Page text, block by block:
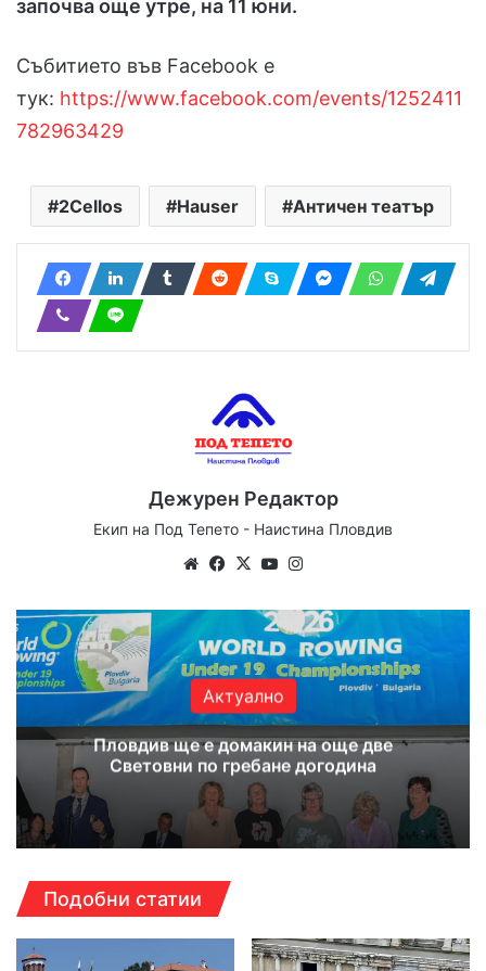
започва още утре, на 11 юни.
Събитието във Facebook e
тук: https://www.facebook.com/events/1252411
782963429
2Cellos Hauser Античен театър
Дежурен Редактор
Екип на Под Тепето - Наистина Пловдив
WebsiteFacebook
X YouTube
Актуално
Пловдив ще е домакин на още две
Световни по гребане догодина
Подобни статии